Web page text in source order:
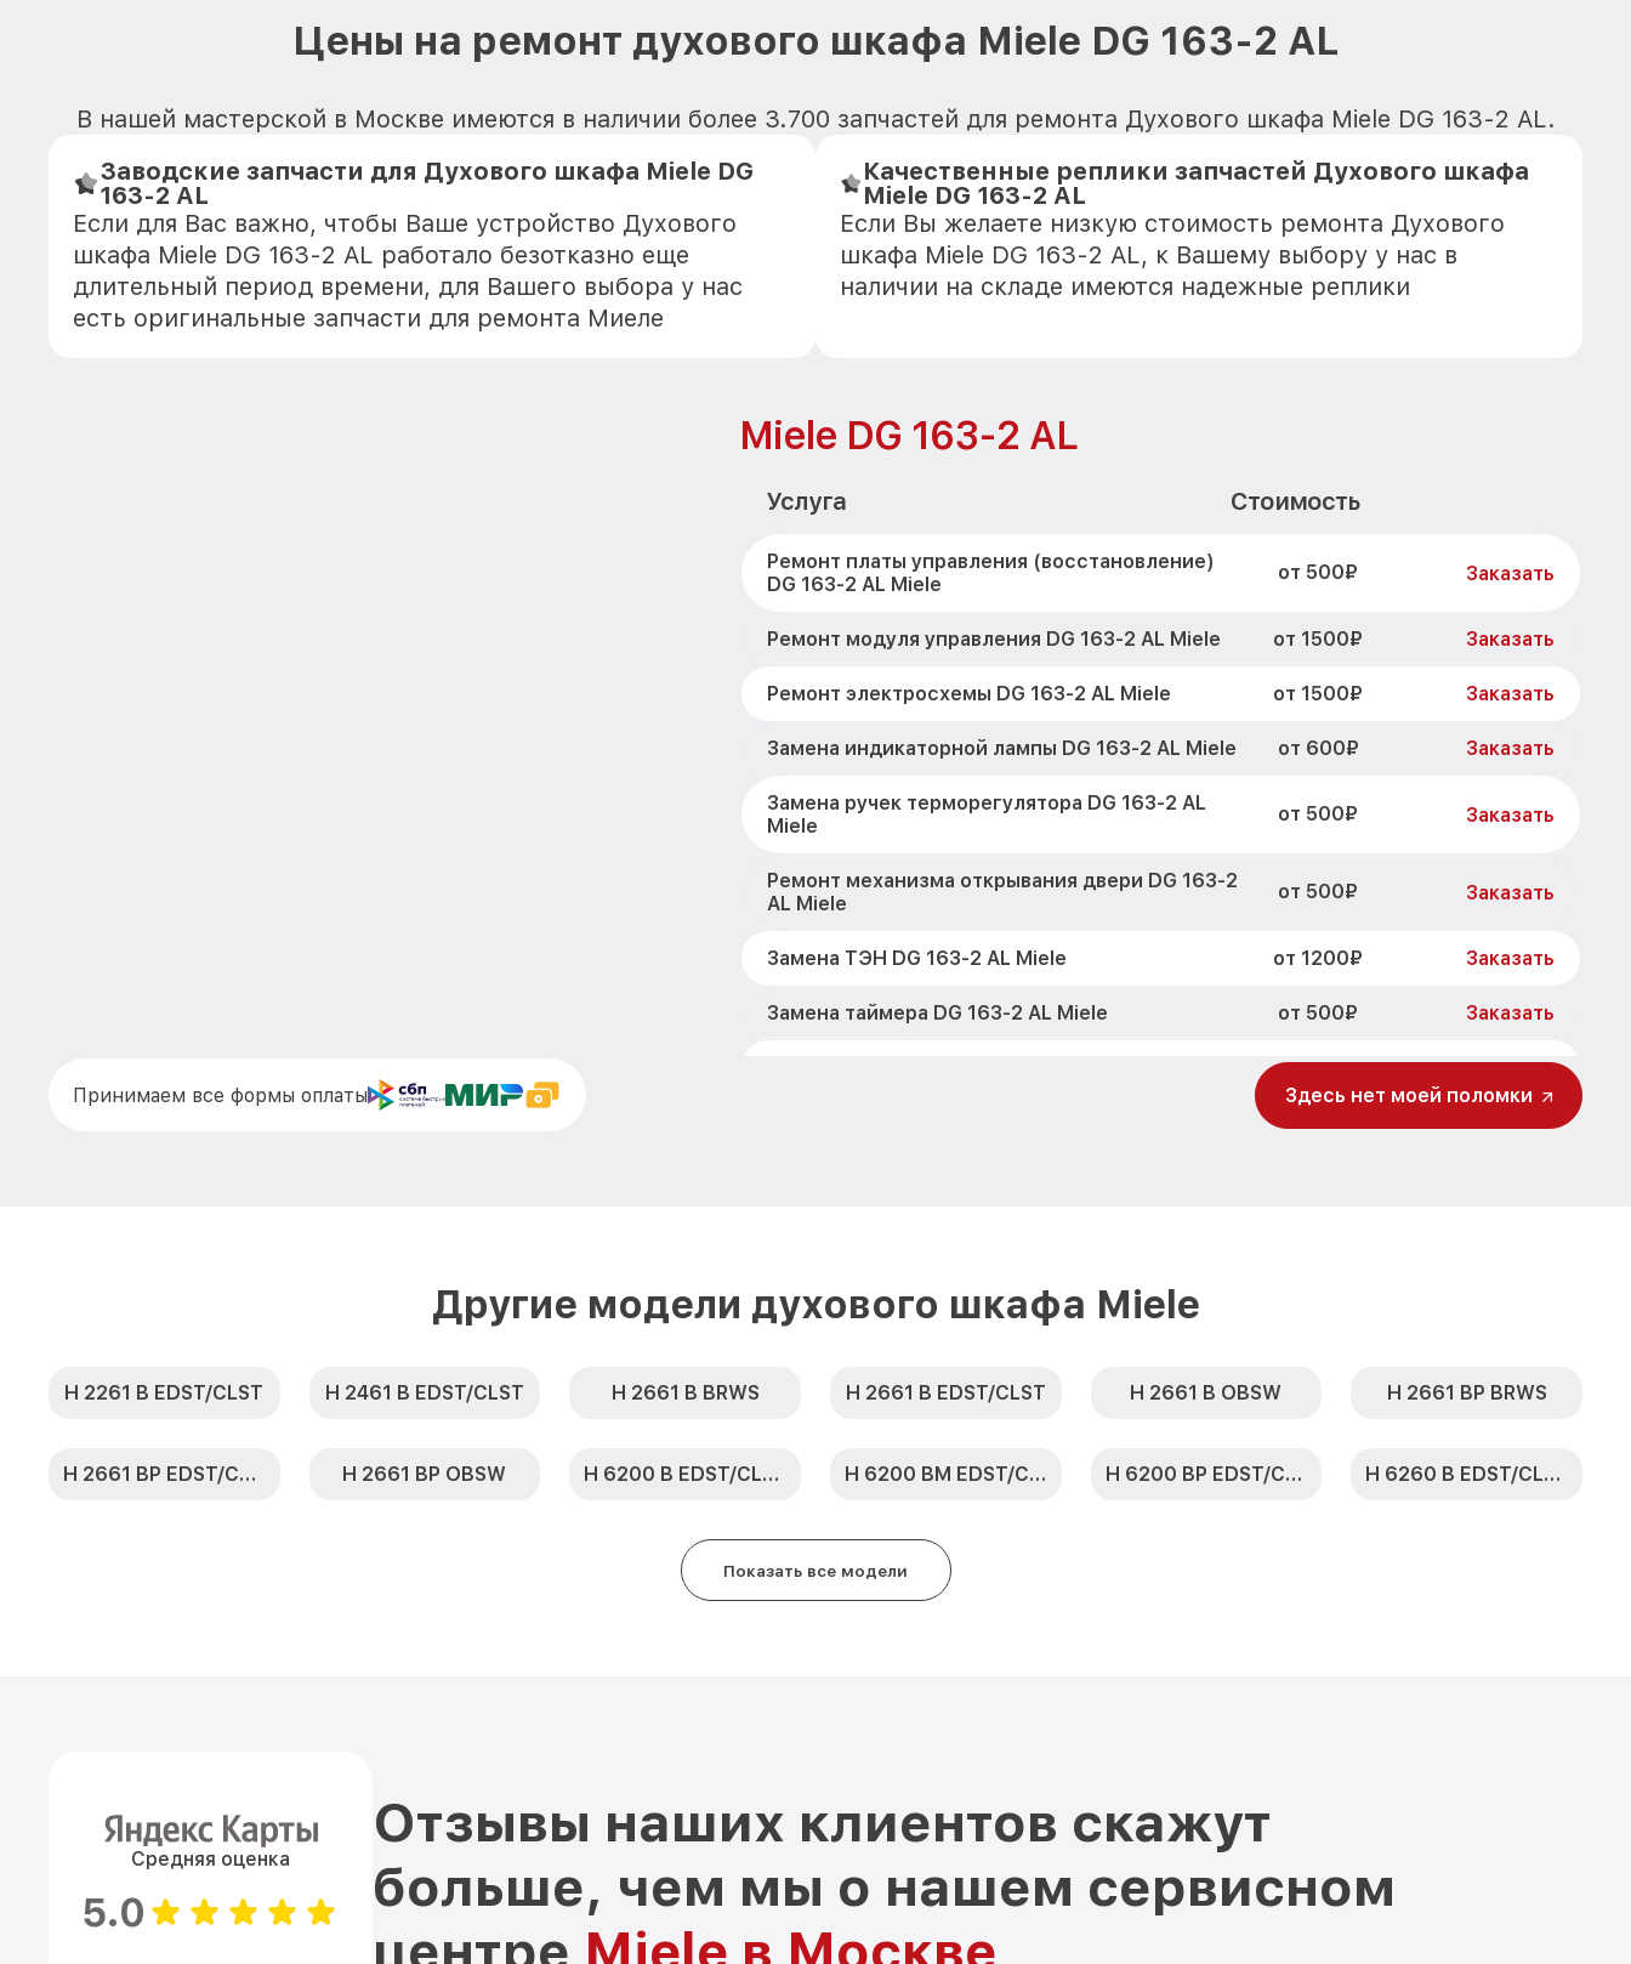
Цены на ремонт духового шкафа Miele DG 163-2 AL
В нашей мастерской в Москве имеются в наличии более 3.700 запчастей для ремонта Духового шкафа Miele DG 163-2 AL.
Заводские запчасти для Духового шкафа Miele DG
163-2 AL
Если для Вас важно, чтобы Ваше устройство Духового
шкафа Miele DG 163-2 AL работало безотказно еще
длительный период времени, для Вашего выбора у нас
есть оригинальные запчасти для ремонта Миеле
Качественные реплики запчастей Духового шкафа
Miele DG 163-2 AL
Если Вы желаете низкую стоимость ремонта Духового
шкафа Miele DG 163-2 AL, к Вашему выбору у нас в
наличии на складе имеются надежные реплики
Miele DG 163-2 AL
Услуга Стоимость
Ремонт платы управления (восстановление)
DG 163-2 AL Miele
от 500₽ Заказать
Ремонт модуля управления DG 163-2 AL Miele от 1500₽ Заказать
Ремонт электросхемы DG 163-2 AL Miele от 1500₽ Заказать
Замена индикаторной лампы DG 163-2 AL Miele от 600₽ Заказать
Замена ручек терморегулятора DG 163-2 AL
Miele
от 500₽ Заказать
Ремонт механизма открывания двери DG 163-2
AL Miele
от 500₽ Заказать
Замена ТЭН DG 163-2 AL Miele от 1200₽ Заказать
Замена таймера DG 163-2 AL Miele от 500₽ Заказать
от 700₽ Заказать
от 500₽ Заказать
Принимаем все формы оплаты Здесь нет моей поломки
Другие модели духового шкафа Miele
H 2261 B EDST/CLST H 2461 B EDST/CLST H 2661 B BRWS H 2661 B EDST/CLST H 2661 B OBSW H 2661 BP BRWS
H 2661 BP EDST/CLST H 2661 BP OBSW H 6200 B EDST/CLST H 6200 BM EDST/CLST H 6200 BP EDST/CLST H 6260 B EDST/CLST
Показать все модели
Средняя оценка
5.0
Отзывы наших клиентов скажут
больше, чем мы о нашем сервисном